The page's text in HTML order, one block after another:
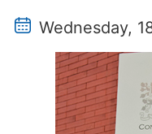
Wednesday,